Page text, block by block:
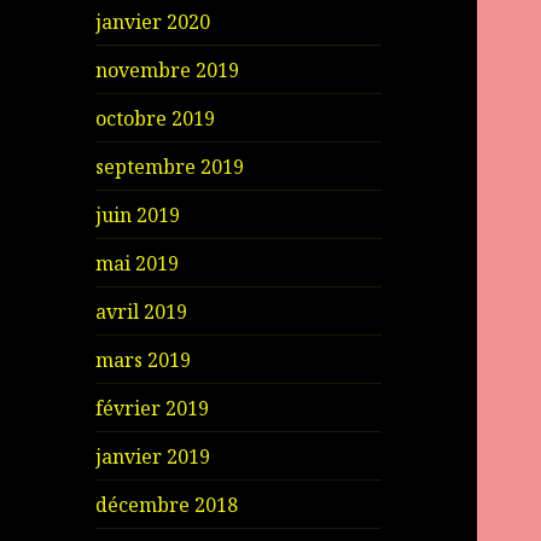
janvier 2020
novembre 2019
octobre 2019
septembre 2019
juin 2019
mai 2019
avril 2019
mars 2019
février 2019
janvier 2019
décembre 2018